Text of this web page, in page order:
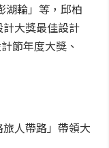
湖輪」等，邱柏
大獎最佳設計
節年度大獎、
人帶路」帶領大